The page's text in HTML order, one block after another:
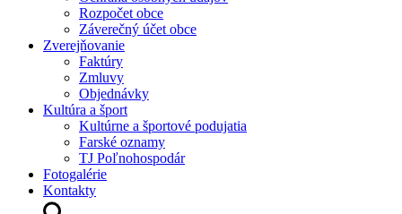
Rozpočet obce
Záverečný účet obce
Zverejňovanie
Faktúry
Zmluvy
Objednávky
Kultúra a šport
Kultúrne a športové podujatia
Farské oznamy
TJ Poľnohospodár
Fotogalérie
Kontakty